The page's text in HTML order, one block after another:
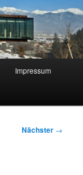
Impressum
Nächster →